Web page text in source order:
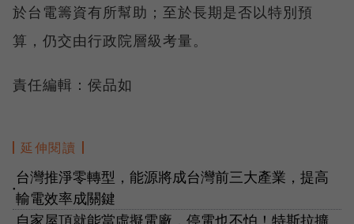
於台電籌資有所幫助；至於長期是否以特別預
算，仍交由行政院層級考量。
責任編輯：侯品如
延伸閱讀
●
台灣推淨零轉型，能源將成台灣前三大產業，提高
輸電效率成關鍵